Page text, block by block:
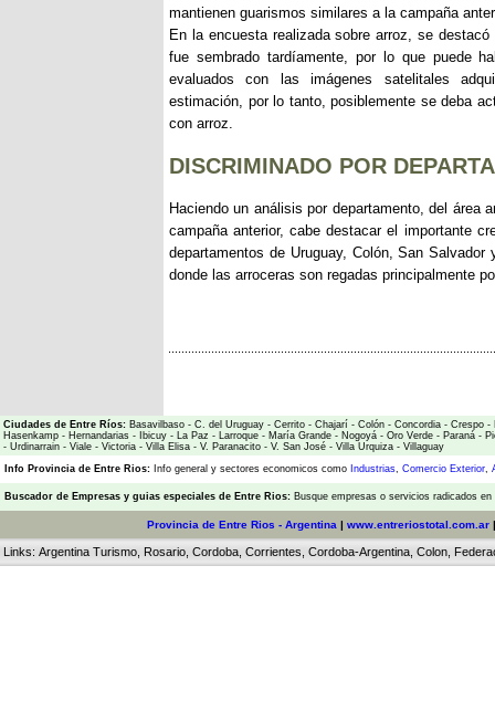
mantienen guarismos similares a la campaña
En la encuesta realizada sobre arroz, se
fue sembrado tardíamente, por lo que puede
evaluados con las imágenes satelitales
estimación, por lo tanto, posiblemente se deba
con arroz.
DISCRIMINADO POR
Haciendo un análisis por departamento, del área
campaña anterior, cabe destacar el importante
departamentos de Uruguay, Colón, San
donde las arroceras son regadas principalmente
Ciudades de Entre Ríos: Basavilbaso - C. del Uruguay - Cerrito - Chajarí - Colón - Concordia - Crespo -
Hasenkamp - Hernandarias - Ibicuy - La Paz - Larroque - María Grande - Nogoyá - Oro Verde - Paraná -
- Urdinarrain - Viale - Victoria - Villa Elisa - V. Paranacito - V. San José - Villa Urquiza - Villaguay
Info Provincia de Entre Rios: Info general y sectores economicos como Industrias, Comercio Exterior,
Buscador de Empresas y guias especiales de Entre Rios: Busque empresas o servicios radicados
Provincia de Entre Rios - Argentina | www.entreriostotal.com.ar
Links: Argentina Turismo Rosario Cordoba Corrientes Cordoba-Argentina Colon